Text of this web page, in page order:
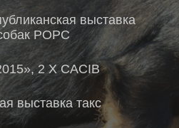
выставка
РОРС
2 X CACIB
выставка такс